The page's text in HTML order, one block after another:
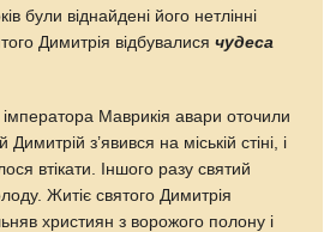
були віднайдені його нетлінні
Димитрія відбувалися чудеса
Маврикія авари оточили
з’явився на міській стіні, і
втікати. Іншого разу святий
Житіє святого Димитрія
християн з ворожого полону і